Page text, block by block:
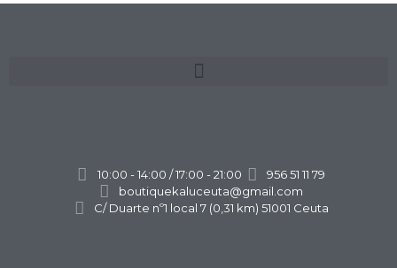
10:00 - 14:00 / 17:00 - 21:00
956 51 11 79
boutiquekaluceuta@gmail.com
C/ Duarte nº1 local 7 (0,31 km) 51001 Ceuta